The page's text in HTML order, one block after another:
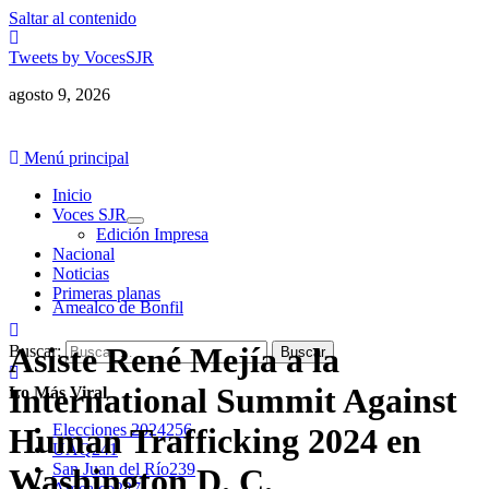
Saltar al contenido
Tweets by VocesSJR
agosto 9, 2026
Menú principal
Inicio
Voces SJR
Edición Impresa
Nacional
Noticias
Primeras planas
Buscar:
Lo Más Viral
Elecciones 2024256
UAQ241
San Juan del Río239
Amealco de Bonfil
Asiste René Mejía a la
International Summit Against
Human Trafficking 2024 en